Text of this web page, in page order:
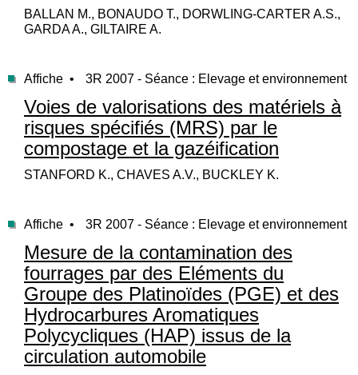
BALLAN M., BONAUDO T., DORWLING-CARTER A.S.,
GARDA A., GILTAIRE A.
Affiche • 3R 2007 - Séance : Elevage et environnement
Voies de valorisations des matériels à
risques spécifiés (MRS) par le
compostage et la gazéification
STANFORD K., CHAVES A.V., BUCKLEY K.
Affiche • 3R 2007 - Séance : Elevage et environnement
Mesure de la contamination des
fourrages par des Eléments du
Groupe des Platinoïdes (PGE) et des
Hydrocarbures Aromatiques
Polycycliques (HAP) issus de la
circulation automobile